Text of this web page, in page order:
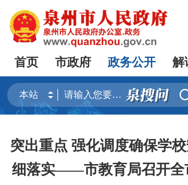
首页 市政府 政务公开 解
突出重点 强化调度确保学
细落实——市教育局召开全